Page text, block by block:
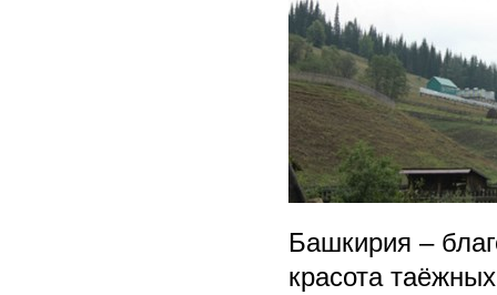
Башкирия –
красота